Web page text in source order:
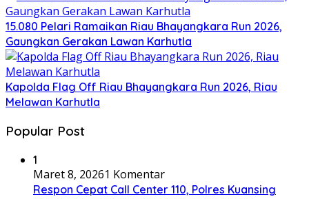
15.080 Pelari Ramaikan Riau Bhayangkara Run 2026,
Gaungkan Gerakan Lawan Karhutla
Kapolda Flag Off Riau Bhayangkara Run 2026, Riau
Melawan Karhutla
Popular Post
1
Maret 8, 20261 Komentar
Respon Cepat Call Center 110, Polres Kuansing